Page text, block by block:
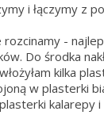
i łączymy z
-
Do środka
kilka
w plasterki
kalarepy